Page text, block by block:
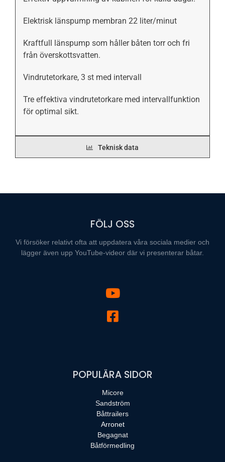
Elektrisk länspump membran 22 liter/minut
Kraftfull länspump som håller båten torr och fri
från överskottsvatten.
Vindrutetorkare, 3 st med intervall
Tre effektiva vindrutetorkare med intervallfunktion
för optimal sikt.
Teknisk data
FÖLJ OSS
Vi försöker relativt ofta att uppdatera våra sociala medier och
lägger även upp YouTube-videor där vi presenterar båtar.
POPULÄRA SIDOR
Micore
Sandström
Båttrailers
Arronet
Begagnat
Båtförmedling